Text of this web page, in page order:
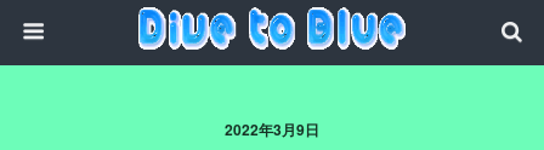
2022年3月9日